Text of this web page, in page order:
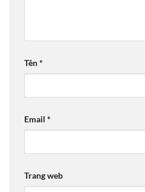
Tên*
Email *
Trang web